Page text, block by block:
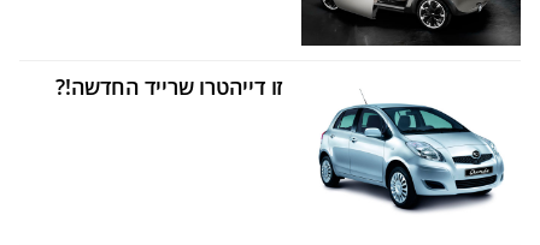
זו דייהטרו שרייד החדשה!?